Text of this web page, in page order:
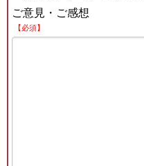
ご意見・ご感想
【必須】